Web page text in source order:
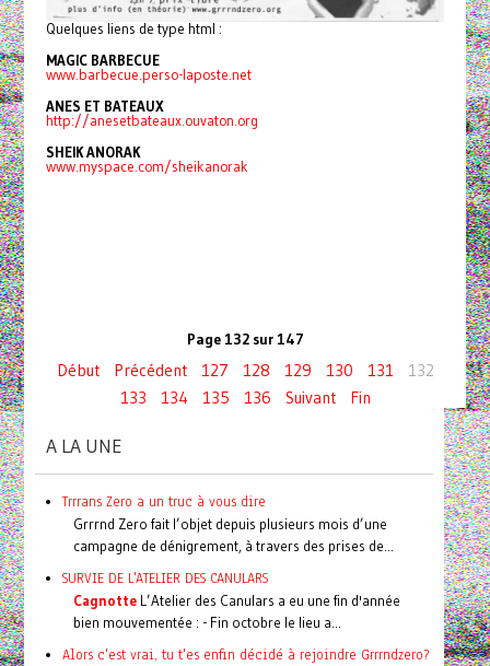
Quelques liens de type html :
MAGIC BARBECUE
www.barbecue.perso-laposte.net
ANES ET BATEAUX
http://anesetbateaux.ouvaton.org
SHEIK ANORAK
www.myspace.com/sheikanorak
Page 132 sur 147
Début Précédent 127 128 129 130 131
132
133
134 135 136 Suivant Fin
A LA UNE
Trrrans Zero a un truc à vous dire
Grrrnd Zero fait l’objet depuis plusieurs mois d’une
campagne de dénigrement, à travers des prises de...
SURVIE DE L'ATELIER DES CANULARS
CagnotteL’Atelier des Canulars a eu une fin d'année
bien mouvementée : - Fin octobre le lieu a...
Alors c'est vrai, tu t'es enfin décidé à rejoindre Grrrndzero?